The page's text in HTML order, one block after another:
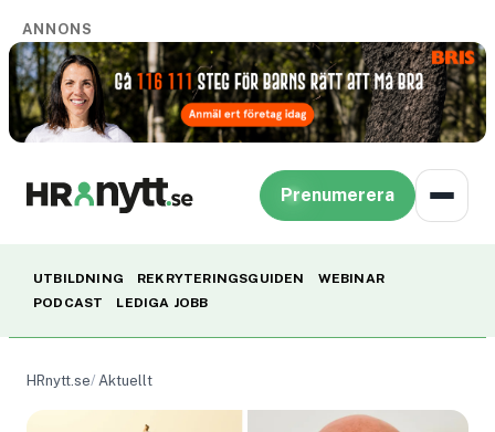
ANNONS
Prenumerera
UTBILDNING REKRYTERINGSGUIDEN
WEBINAR
PODCAST
LEDIGA JOBB
HRnytt.se Aktuellt